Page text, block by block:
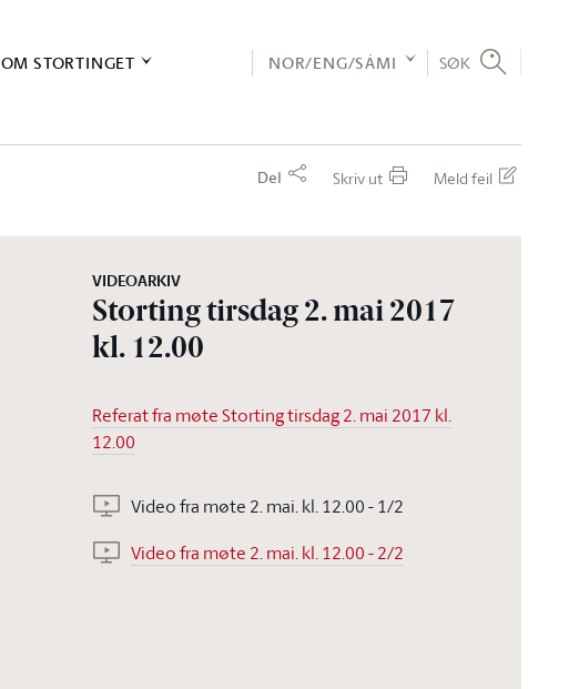
OM STORTINGET NOR/ENG/SÁMI SØK
Del Skriv ut Meld feil
VIDEOARKIV
Storting tirsdag 2. mai 2017
kl. 12.00
Referat fra møte Storting tirsdag 2. mai 2017 kl.
12.00
Video fra møte 2. mai. kl. 12.00 - 1/2
Video fra møte 2. mai. kl. 12.00 - 2/2